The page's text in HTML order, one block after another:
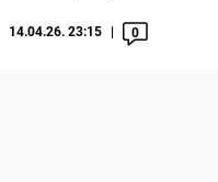
14.04.26. 23:15 0